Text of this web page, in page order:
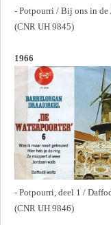
- Potpourri / Bij ons in de
(CNR UH 9845)
1966
- Potpourri, deel 1 /
(CNR UH 9846)